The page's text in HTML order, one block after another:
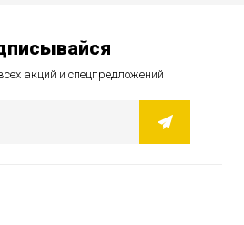
акций и спецпредложений